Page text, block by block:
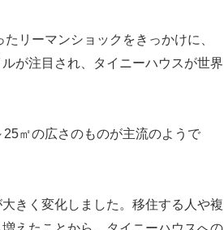
リーマンショックをきっかけに、
が注目され、タイニーハウスが世界
㎡の広さのものが主流のようで
きく変化しました。移住する人や複